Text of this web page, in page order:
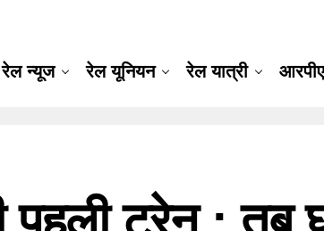
रेल न्यूज रेल यूनियन रेल यात्री